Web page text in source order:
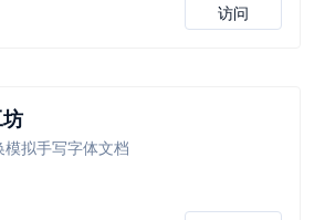
访问
模拟手写字体文档